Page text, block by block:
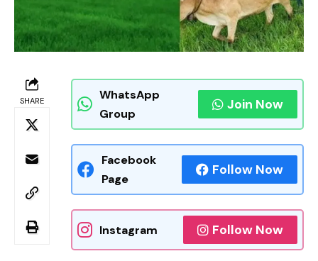
SHARE
WhatsApp
Group
Join Now
Facebook
Page
Follow Now
Instagram Follow Now